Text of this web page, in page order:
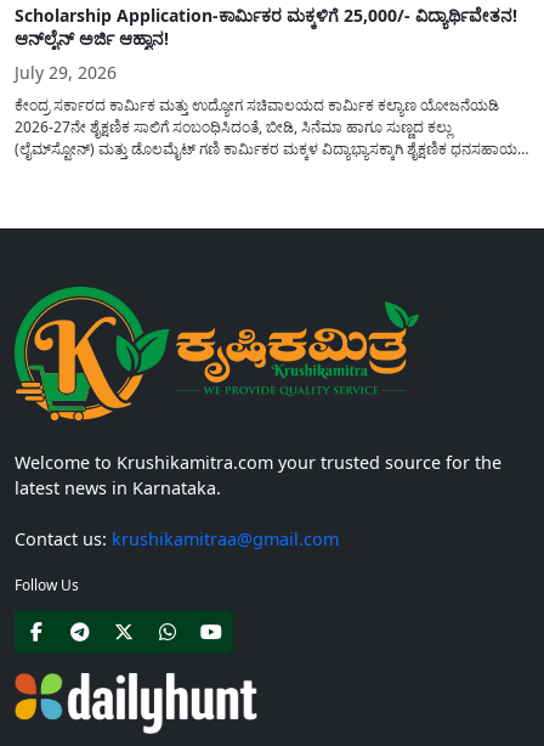
Scholarship Application-ಕಾರ್ಮಿಕರ ಮಕ್ಕಳಿಗೆ 25,000/- ವಿದ್ಯಾರ್ಥಿವೇತನ!
ಆನ್‍ಲೈನ್ ಅರ್ಜಿ ಆಹ್ವಾನ!
July 29, 2026
ಕೇಂದ್ರ ಸರ್ಕಾರದ ಕಾರ್ಮಿಕ ಮತ್ತು ಉದ್ಯೋಗ ಸಚಿವಾಲಯದ ಕಾರ್ಮಿಕ ಕಲ್ಯಾಣ ಯೋಜನೆಯಡಿ
2026-27ನೇ ಶೈಕ್ಷಣಿಕ ಸಾಲಿಗೆ ಸಂಬಂಧಿಸಿದಂತೆ, ಬೀಡಿ, ಸಿನೆಮಾ ಹಾಗೂ ಸುಣ್ಣದ ಕಲ್ಲು
(ಲೈಮ್‍ಸ್ಟೋನ್) ಮತ್ತು ಡೊಲಮೈಟ್ ಗಣಿ ಕಾರ್ಮಿಕರ ಮಕ್ಕಳ ವಿದ್ಯಾಭ್ಯಾಸಕ್ಕಾಗಿ ಶೈಕ್ಷಣಿಕ ಧನಸಹಾಯ/
Welcome to Krushikamitra.com your trusted source for the
latest news in Karnataka.
Contact us: krushikamitraa@gmail.com
Follow Us